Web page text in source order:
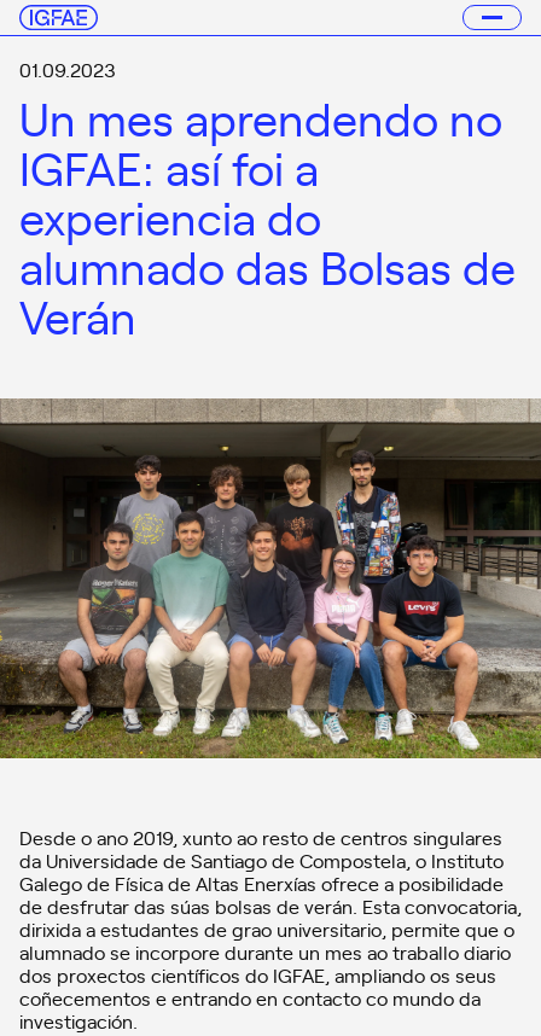
01.09.2023
Un mes aprendendo no
IGFAE: así foi a
experiencia do
alumnado das Bolsas de
Verán
Desde o ano 2019, xunto ao resto de centros singulares
da Universidade de Santiago de Compostela, o Instituto
Galego de Física de Altas Enerxías ofrece a posibilidade
de desfrutar das súas bolsas de verán. Esta convocatoria,
dirixida a estudantes de grao universitario, permite que o
alumnado se incorpore durante un mes ao traballo diario
dos proxectos científicos do IGFAE, ampliando os seus
coñecementos e entrando en contacto co mundo da
investigación.